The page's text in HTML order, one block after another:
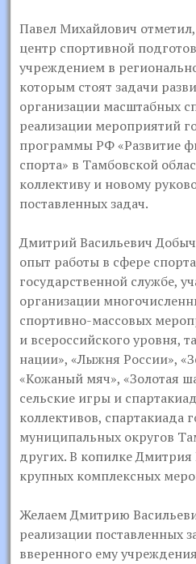
Павел Михайлович
центр спортивной
учреждением в
которым стоят задачи
организации масштабных
реализации мероприятий
программы РФ «Развитие
спорта» в Тамбовской
коллективу и новому
поставленных задач.
Дмитрий Васильевич
опыт работы в сфере
государственной службе,
организации
спортивно-массовых
и всероссийского уровня,
нации», «Лыжня России»,
«Кожаный мяч», «Золотая
сельские игры и
коллективов, спартакиада
муниципальных округов
других. В копилке Дмитрия
крупных комплексных
Желаем Дмитрию
реализации поставленных
вверенного ему